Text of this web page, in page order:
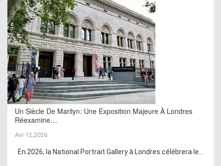
Un Siècle De Marilyn: Une Exposition Majeure À Londres
Réexamine…
Avr 12,2026
En 2026, la National Portrait Gallery à Londres célébrera le...